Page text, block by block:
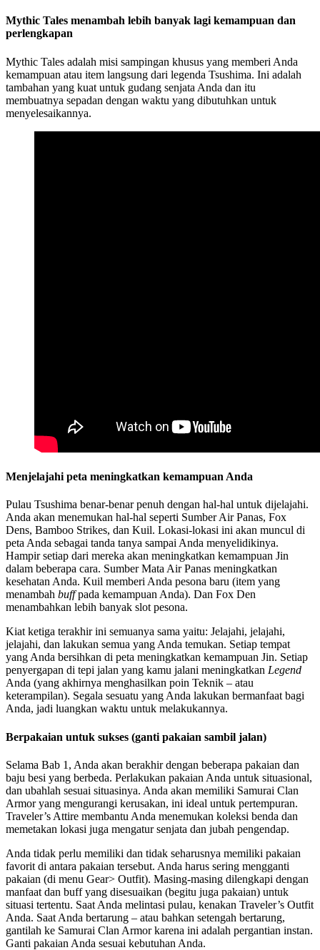
Mythic Tales menambah lebih banyak lagi kemampuan dan
perlengkapan
Mythic Tales adalah misi sampingan khusus yang memberi Anda
kemampuan atau item langsung dari legenda Tsushima. Ini adalah
tambahan yang kuat untuk gudang senjata Anda dan itu
membuatnya sepadan dengan waktu yang dibutuhkan untuk
menyelesaikannya.
Menjelajahi peta meningkatkan kemampuan Anda
Pulau Tsushima benar-benar penuh dengan hal-hal untuk dijelajahi.
Anda akan menemukan hal-hal seperti Sumber Air Panas, Fox
Dens, Bamboo Strikes, dan Kuil. Lokasi-lokasi ini akan muncul di
peta Anda sebagai tanda tanya sampai Anda menyelidikinya.
Hampir setiap dari mereka akan meningkatkan kemampuan Jin
dalam beberapa cara. Sumber Mata Air Panas meningkatkan
kesehatan Anda. Kuil memberi Anda pesona baru (item yang
menambah buffpada kemampuan Anda). Dan Fox Den
menambahkan lebih banyak slot pesona.
Kiat ketiga terakhir ini semuanya sama yaitu: Jelajahi, jelajahi,
jelajahi, dan lakukan semua yang Anda temukan. Setiap tempat
yang Anda bersihkan di peta meningkatkan kemampuan Jin. Setiap
penyergapan di tepi jalan yang kamu jalani meningkatkan Legend
Anda (yang akhirnya menghasilkan poin Teknik – atau
keterampilan). Segala sesuatu yang Anda lakukan bermanfaat bagi
Anda, jadi luangkan waktu untuk melakukannya.
Berpakaian untuk sukses (ganti pakaian sambil jalan)
Selama Bab 1, Anda akan berakhir dengan beberapa pakaian dan
baju besi yang berbeda. Perlakukan pakaian Anda untuk situasional,
dan ubahlah sesuai situasinya. Anda akan memiliki Samurai Clan
Armor yang mengurangi kerusakan, ini ideal untuk pertempuran.
Traveler’s Attire membantu Anda menemukan koleksi benda dan
memetakan lokasi juga mengatur senjata dan jubah pengendap.
Anda tidak perlu memiliki dan tidak seharusnya memiliki pakaian
favorit di antara pakaian tersebut. Anda harus sering mengganti
pakaian (di menu Gear> Outfit). Masing-masing dilengkapi dengan
manfaat dan buff yang disesuaikan (begitu juga pakaian) untuk
situasi tertentu. Saat Anda melintasi pulau, kenakan Traveler’s Outfit
Anda. Saat Anda bertarung – atau bahkan setengah bertarung,
gantilah ke Samurai Clan Armor karena ini adalah pergantian instan.
Ganti pakaian Anda sesuai kebutuhan Anda.